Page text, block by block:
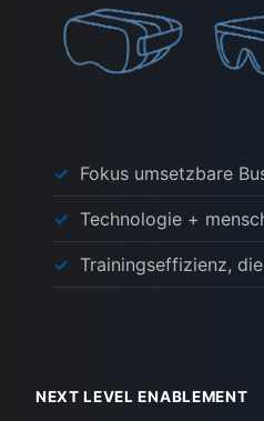
NEXT LEVEL ENABLEMENT
Fokus umsetzbare
Technologie +
Trainingseffizienz,